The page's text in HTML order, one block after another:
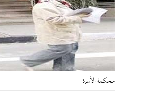
محكمة الأسرة